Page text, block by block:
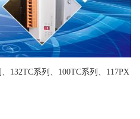
132TC系列、100TC系列、117PX